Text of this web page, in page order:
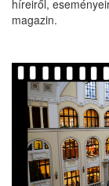
híreiről,
magazin.